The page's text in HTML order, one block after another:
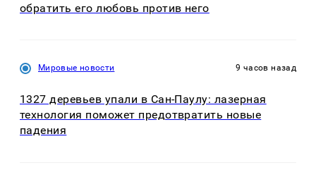
обратить его любовь против него
Мировые новости 9 часов назад
1327 деревьев упали в Сан-Паулу: лазерная
технология поможет предотвратить новые
падения